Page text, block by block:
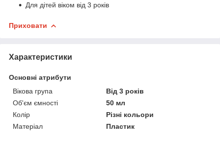
Для дітей віком від 3 років
Приховати
Характеристики
Основні атрибути
Вікова група
Від 3 років
Об'єм ємності
50 мл
Колір
Різні кольори
Матеріал
Пластик